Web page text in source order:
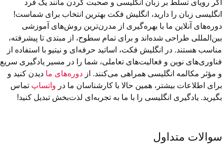
اگر رویای تسلط بر زبان انگلیسی و صحبت کردن مانند یک فرد
انگلیسی زبان را دارید، انگلیش فکت بهترین انتخاب برای شماست!
دوره‌های آنلاین ما با بهره‌گیری از مدرن‌ترین روش‌های آموزشی
بین‌المللی طراحی شده‌اند و برای تمام سطوح، از مبتدی تا پیشرفته،
مناسب هستند. در انگلیش فکت، اساتید حرفه‌ای و نیتیو با استفاده از
فناوری‌های نوین و فعالیت‌های تعاملی، شما را در مسیر یادگیری سریع
و مؤثر مکالمه انگلیسی همراهی می‌کنند. از دوره‌های ما دیدن کنید و
برای اطلاعات بیشتر، همین حالا با کارشناسان ما در واتساپ تماس
بگیرید. یادگیری انگلیسی را با ما به تجربه‌ای لذت‌بخش تبدیل کنید!
سوالات متداول